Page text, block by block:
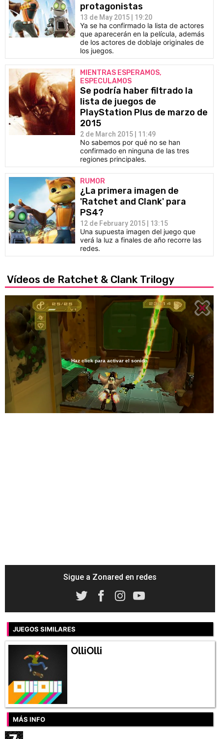
protagonistas
13 de May 2015 | 19:20
Ya se ha confirmado la lista de actores
que aparecerán en la película, además
de los actores de doblaje originales de
los juegos.
MIENTRAS ESPERAMOS,
ESPECULAMOS
Se podría haber filtrado la
lista de juegos de
PlayStation Plus de marzo de
2015
2 de March 2015 | 11:49
No sabemos por qué no se han
confirmado en ninguna de las tres
regiones principales.
RUMOR
¿La primera imagen de
'Ratchet and Clank' para
PS4?
12 de February 2015 | 13:15
Una supuesta imagen del juego que
verá la luz a finales de año recorre las
redes.
Vídeos de Ratchet & Clank Trilogy
Unmute /
:
47.80%
Haz click para activar el sonido
Sigue a Zonared en redes
JUEGOS SIMILARES
OlliOlli
MÁS INFO